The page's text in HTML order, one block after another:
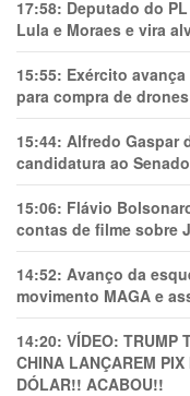
17:58: Deputado do
Lula e Moraes e vira
15:55: Exército
para compra de
15:44: Alfredo Gaspar
candidatura ao
15:06: Flávio
contas de filme sobre
14:52: Avanço da
movimento MAGA e
14:20: VÍDEO: TRUMP
CHINA LANÇAREM
DÓLAR!! ACABOU!!